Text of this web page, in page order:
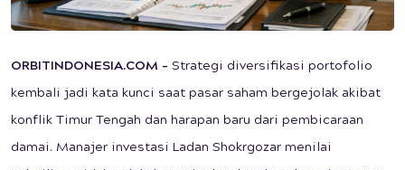
ORBITINDONESIA.COM – Strategi diversifikasi portofolio
kembali jadi kata kunci saat pasar saham bergejolak akibat
konflik Timur Tengah dan harapan baru dari pembicaraan
damai. Manajer investasi Ladan Shokrgozar menilai